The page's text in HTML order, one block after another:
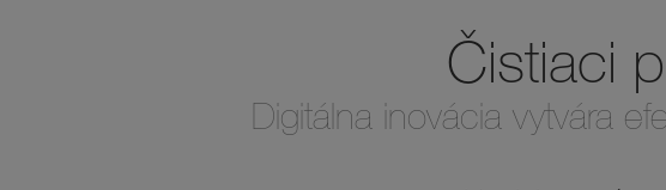
Čistiaci
Digitálna inovácia vytvára